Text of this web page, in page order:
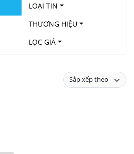
LOẠI TIN
THƯƠNG HIỆU
LỌC GIÁ